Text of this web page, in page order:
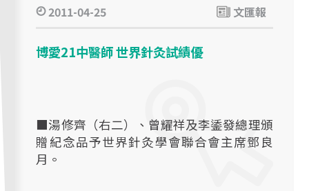
2011-04-25 文匯報
博愛21中醫師 世界針灸試績優
■湯修齊（右二）、曾耀祥及李鋈發總理頒
贈紀念品予世界針灸學會聯合會主席鄧良
月。